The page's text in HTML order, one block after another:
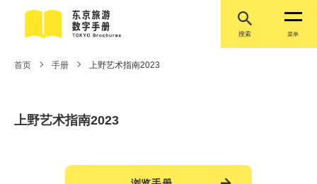
搜索 菜单
首页 手册 上野艺术指南2023
上野艺术指南2023